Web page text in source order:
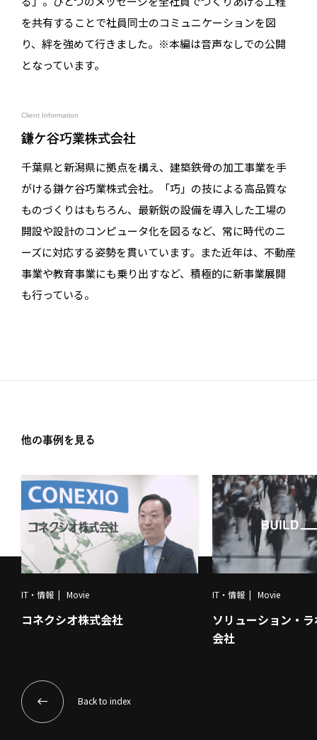
を共有することで社員同士のコミュニケーションを図
り、絆を強めて行きました。※本編は音声なしでの公開
となっています。
Client Information
鎌ケ谷巧業株式会社
千葉県と新潟県に拠点を構え、建築鉄骨の加工事業を手
がける鎌ケ谷巧業株式会社。「巧」の技による高品質な
ものづくりはもちろん、最新鋭の設備を導入した工場の
開設や設計のコンピュータ化を図るなど、常に時代のニ
ーズに対応する姿勢を貫いています。また近年は、不動産
事業や教育事業にも乗り出すなど、積極的に新事業展開
も行っている。
他の事例を見る
IT・情報 Movie
コネクシオ株式会社
IT・情報 Movie
ソリューション・
会社
Back to index